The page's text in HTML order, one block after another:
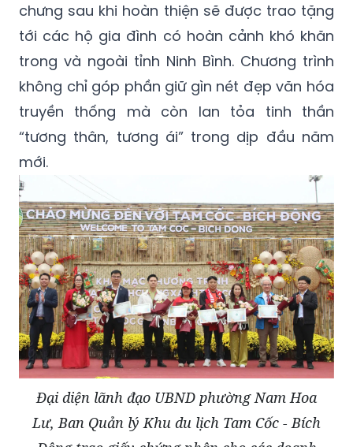
chưng sau khi hoàn thiện sẽ được trao tặng
tới các hộ gia đình có hoàn cảnh khó khăn
trong và ngoài tỉnh Ninh Bình. Chương trình
không chỉ góp phần giữ gìn nét đẹp văn hóa
truyền thống mà còn lan tỏa tinh thần
“tương thân, tương ái” trong dịp đầu năm
mới.
Đại diện lãnh đạo UBND phường Nam Hoa
Lư, Ban Quản lý Khu du lịch Tam Cốc - Bích